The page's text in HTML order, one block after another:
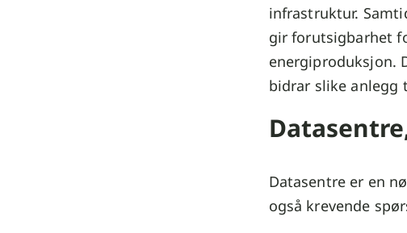
infrastruktur.
gir forutsigbarhet
energiproduksjon.
bidrar slike
Datasentre er en
også krevende